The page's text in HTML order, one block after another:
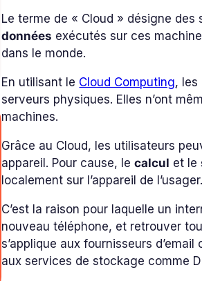
Le terme de « Cloud » désigne
données exécutés sur ces
dans le monde.
En utilisant le Cloud Computing, les
serveurs physiques. Elles n’ont
machines.
Grâce au Cloud, les utilisateurs
appareil. Pour cause, lecalcul et le
localement sur l’appareil de l’usager.
C’est la raison pour laquelle un
nouveau téléphone, et retrouver
s’applique aux fournisseurs
aux services de stockage comme